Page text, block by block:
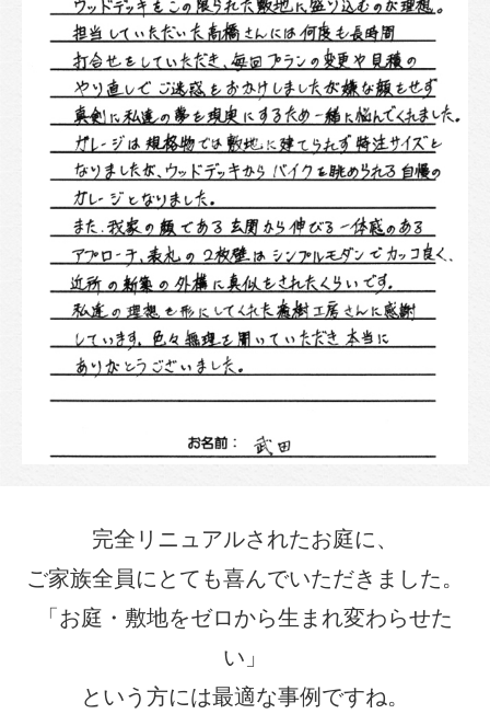
完全リニュアルされたお庭に、
ご家族全員にとても喜んでいただきました。
「お庭・敷地をゼロから生まれ変わらせた
い」
という方には最適な事例ですね。